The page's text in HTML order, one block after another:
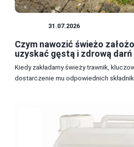
31.07.2026
Czym nawozić świeżo
uzyskać gęstą i zdrową darń
Kiedy zakładamy świeży trawnik,
dostarczenie mu odpowiednich